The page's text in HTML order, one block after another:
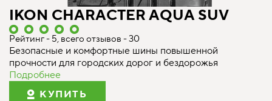
IKON CHARACTER AQUA SUV
Рейтинг - 5, всего отзывов - 30
Безопасные и комфортные шины повышенной
прочности для городских дорог и бездорожья
Подробнее
КУПИТЬ